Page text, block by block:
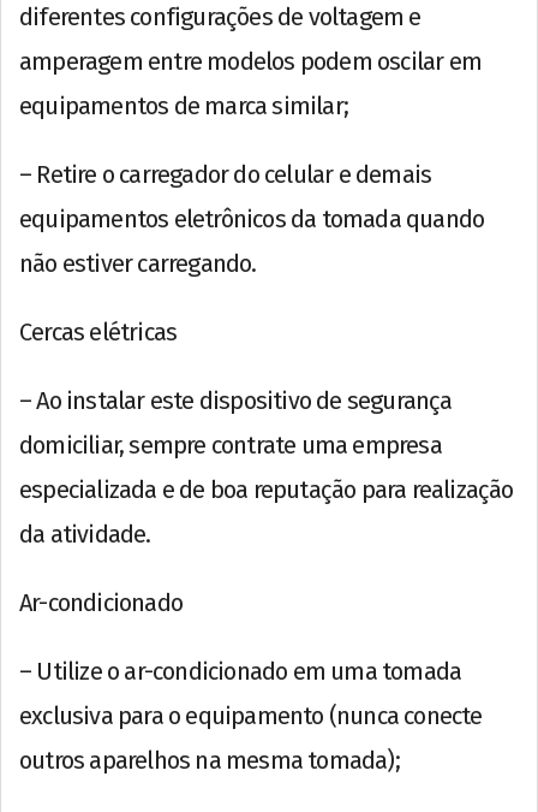
diferentes configurações de voltagem e
amperagem entre modelos podem oscilar em
equipamentos de marca similar;
– Retire o carregador do celular e demais
equipamentos eletrônicos da tomada quando
não estiver carregando.
Cercas elétricas
– Ao instalar este dispositivo de segurança
domiciliar, sempre contrate uma empresa
especializada e de boa reputação para realização
da atividade.
Ar-condicionado
– Utilize o ar-condicionado em uma tomada
exclusiva para o equipamento (nunca conecte
outros aparelhos na mesma tomada);